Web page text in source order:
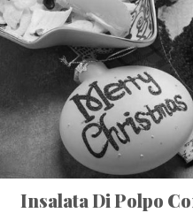
Insalata Di Polpo